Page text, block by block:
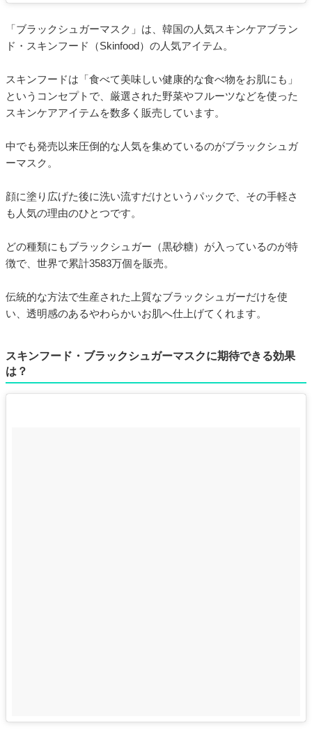
「ブラックシュガーマスク」は、韓国の人気スキンケアブラン
ド・スキンフード（Skinfood）の人気アイテム。
スキンフードは「食べて美味しい健康的な食べ物をお肌にも」
というコンセプトで、厳選された野菜やフルーツなどを使った
スキンケアアイテムを数多く販売しています。
中でも発売以来圧倒的な人気を集めているのがブラックシュガ
ーマスク。
顔に塗り広げた後に洗い流すだけというパックで、その手軽さ
も人気の理由のひとつです。
どの種類にもブラックシュガー（黒砂糖）が入っているのが特
徴で、世界で累計3583万個を販売。
伝統的な方法で生産された上質なブラックシュガーだけを使
い、透明感のあるやわらかいお肌へ仕上げてくれます。
スキンフード・ブラックシュガーマスクに期待できる効果
は？